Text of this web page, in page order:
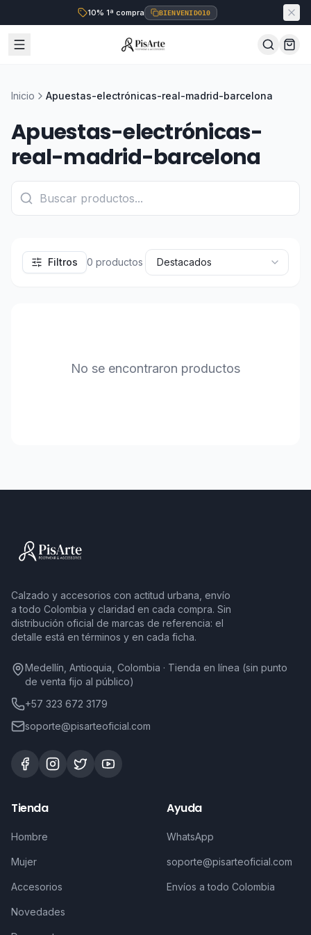
10% 1ª compra BIENVENIDO10
Inicio Apuestas-electrónicas-real-madrid-barcelona
Apuestas-electrónicas-
real-madrid-barcelona
Filtros 0 productos
No se encontraron productos
Calzado y accesorios con actitud urbana, envío
a todo Colombia y claridad en cada compra. Sin
distribución oficial de marcas de referencia: el
detalle está en términos y en cada ficha.
Medellín, Antioquia, Colombia · Tienda en línea (sin punto
de venta fijo al público)
+57 323 672 3179
soporte@pisarteoficial.com
Tienda
Hombre
Mujer
Accesorios
Novedades
Ayuda
WhatsApp
soporte@pisarteoficial.com
Envíos a todo Colombia